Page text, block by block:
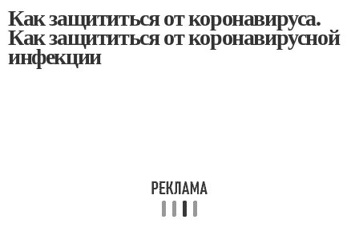
Как защититься от коронавируса.
Как защититься от коронавирусной
инфекции